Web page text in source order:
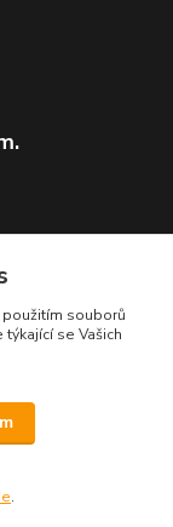
použitím souborů
se Vašich
.